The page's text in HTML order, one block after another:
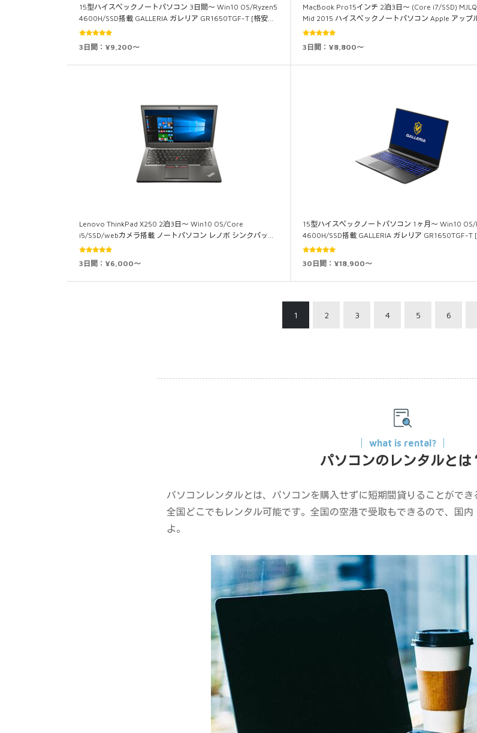
15型ハイスペックノートパソコン 3日間～ Win10 OS/Ryzen5
4600H/SSD搭載 GALLERIA ガレリア GR1650TGF-T [格安…
5段階中
5.00 の評価
3日間：¥9,200～
MacBook Pro15インチ 2泊3日～ (Core i7/SSD)
Mid 2015 ハイスペックノートパソコン Apple アップ
5段階中
5.00 の評価
3日間：¥8,800～
Lenovo ThinkPad X250 2泊3日～ Win10 OS/Core
i5/SSD/webカメラ搭載 ノートパソコン レノボ シンクパッ…
5段階中
3日間：¥6,000～
15型ハイスペックノートパソコン 1ヶ月～ Win10
4600H/SSD搭載 GALLERIA ガレリア GR1650TGF-T [
5段階中
30日間：¥18,900～
1 2 3 4 5 6
what is rental?
パソコンのレンタルとは
パソコンレンタルとは、パソコンを購入せずに短期間貸りることがで
全国どこでもレンタル可能です。全国の空港で受取もできるので、国
よ。